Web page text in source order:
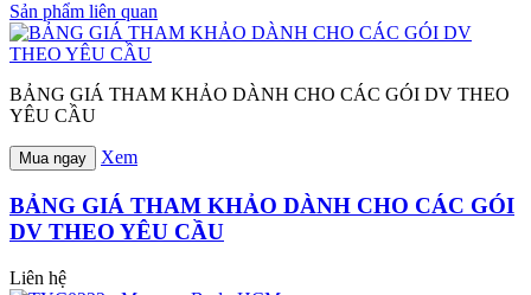
Sản phẩm liên quan
BẢNG GIÁ THAM KHẢO DÀNH CHO CÁC GÓI DV THEO
YÊU CẦU
Mua ngay Xem
BẢNG GIÁ THAM KHẢO DÀNH CHO CÁC GÓI
DV THEO YÊU CẦU
Liên hệ